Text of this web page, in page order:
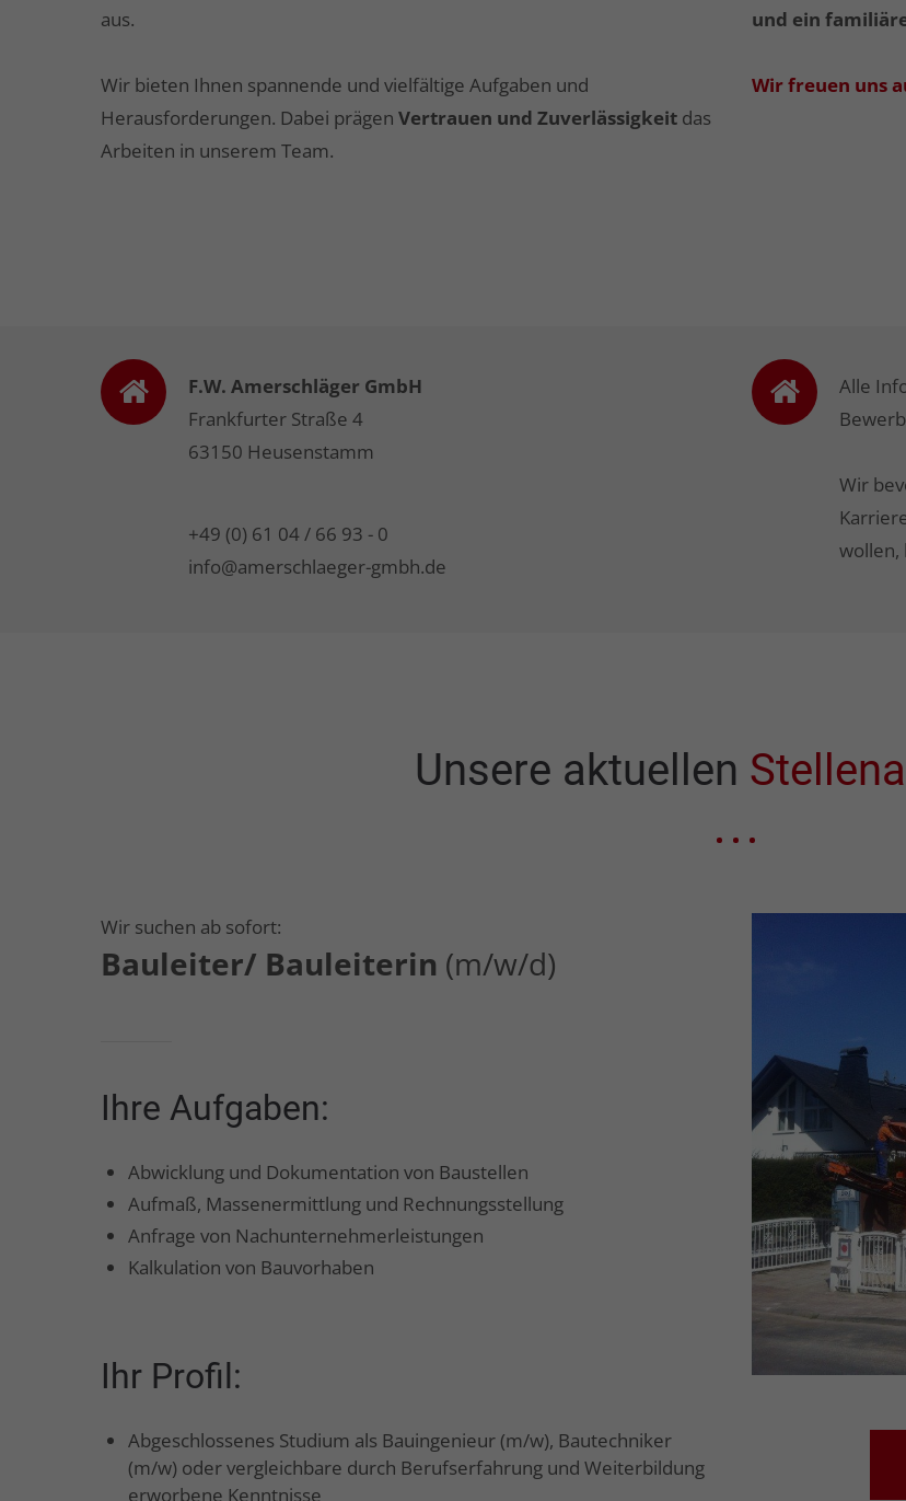
aus.
Wir bieten Ihnen spannende und vielfältige Aufgaben und
Herausforderungen. Dabei prägen Vertrauen und Zuverlässigkeit das
Arbeiten in unserem Team.
und ein
Wir freuen uns
F.W. Amerschläger GmbH
Frankfurter Straße 4
63150 Heusenstamm
+49 (0) 61 04 / 66 93 - 0
info@amerschlaeger-gmbh.de
Alle
Wir
wollen,
Unsere aktuellen
Wir suchen ab sofort:
Bauleiter/ Bauleiterin (m/w/d)
Ihre Aufgaben:
Abwicklung und Dokumentation von Baustellen
Aufmaß, Massenermittlung und Rechnungsstellung
Anfrage von Nachunternehmerleistungen
Kalkulation von Bauvorhaben
Ihr Profil:
Abgeschlossenes Studium als Bauingenieur (m/w), Bautechniker
(m/w) oder vergleichbare durch Berufserfahrung und Weiterbildung
erworbene Kenntnisse